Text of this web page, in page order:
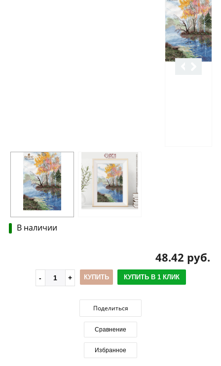
В наличии
48.42 руб.
КУПИТЬ КУПИТЬ В 1 КЛИК
Поделиться
Сравнение
Избранное